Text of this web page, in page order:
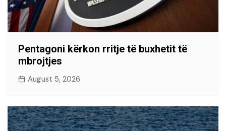
Pentagoni kërkon rritje të buxhetit të
mbrojtjes
August 5, 2026